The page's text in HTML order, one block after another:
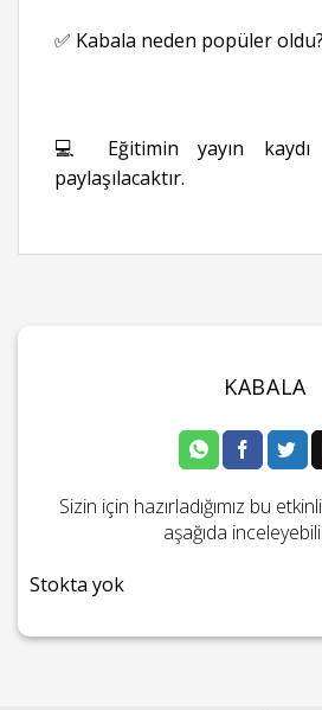
✅ Kabala neden popüler oldu?
💻 Eğitimin yayın kaydı
paylaşılacaktır.
KABALA
Sizin için hazırladığımız bu
aşağıda
Stokta yok